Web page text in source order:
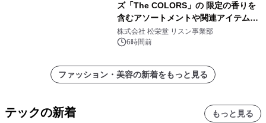
ズ「The COLORS」の 限定の香りを
含むアソートメントや関連アイテムを
8月6日発売
株式会社 松栄堂 リスン事業部
6時間前
ファッション・美容の新着をもっと見る
テックの新着 もっと見る